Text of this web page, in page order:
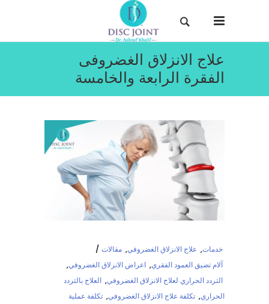
علاج الانزلاق الغضروفى
الفقرة الرابعة والخامسة
خدمات, علاج الانزلاق الغضروفي, مقالات
آلام تضيق العمود الفقري, اعراض الانزلاق الغضروفي,
التردد الحراري لعلاج الانزلاق الغضروفي, العلاج بالتردد
الحراري, تكلفة علاج الانزلاق الغضروفي, تكلفة عملية